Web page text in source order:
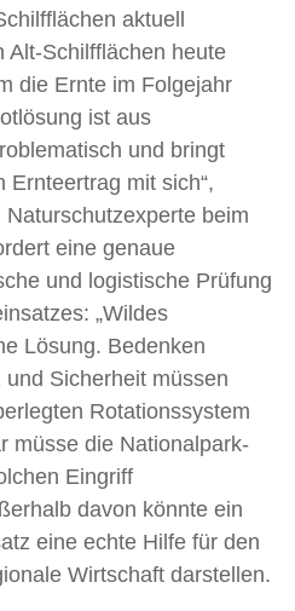
aktuell
Alt-Schilfflächen heute
die Ernte im Folgejahr
ist aus
und bringt
Ernteertrag mit sich“,
beim
eine genaue
und logistische Prüfung
„Wildes
Lösung. Bedenken
Sicherheit müssen
Rotationssystem
müsse die Nationalpark-
Eingriff
davon könnte ein
eine echte Hilfe für den
Wirtschaft darstellen.